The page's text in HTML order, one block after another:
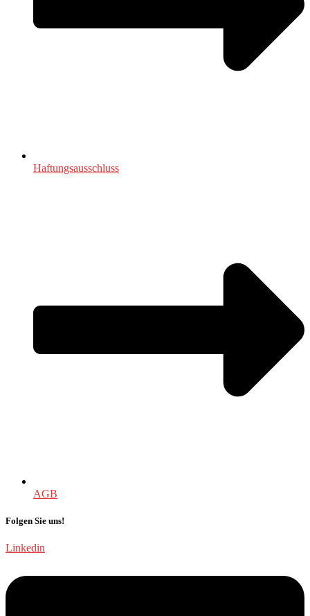
Haftungsausschluss
AGB
Folgen Sie uns!
Linkedin